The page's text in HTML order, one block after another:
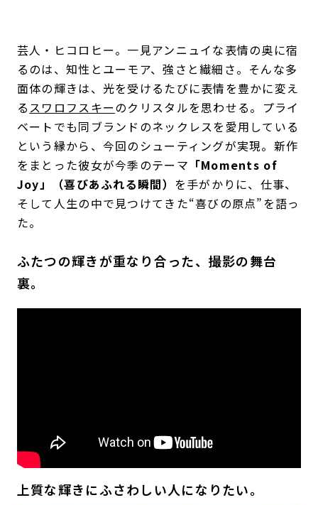
芸人・ヒコロヒー。一見アンニュイな表情の奥に宿
るのは、知性とユーモア、強さと繊細さ。そんな多
面体の輝きは、光を受けるたびに表情を豊かに変え
るスワロフスキーのクリスタルを思わせる。プライ
ベートでも同ブランドのネックレスを愛用している
という縁から、今回のシューティングが実現。新作
をまとった彼女が今季のテーマ 「Moments of
Joy」（喜びあふれる瞬間） を手がかりに、仕事、
そして人生の中で見つけてきた“喜びの原点”を語っ
た。
ふたつの輝きが重なり合った、撮影の舞台
裏。
上質な輝きにふさわしい人になりたい。